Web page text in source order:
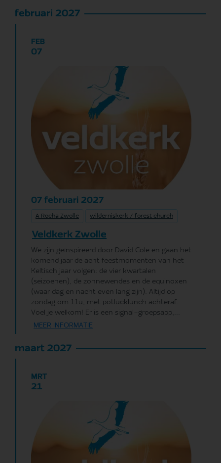
februari 2027
FEB
07
07 februari 2027
A Rocha Zwolle wilderniskerk / forest church
Veldkerk Zwolle
We zijn geïnspireerd door David Cole en gaan het
komend jaar de acht feestmomenten van het
Keltisch jaar volgen: de vier kwartalen
(seizoenen), de zonnewendes en de equinoxen
(waar dag en nacht even lang zijn). Altijd op
zondag om 11u, met potlucklunch achteraf.
Voel je welkom! Er is een signal-groepsapp,...
MEER INFORMATIE
maart 2027
MRT
21